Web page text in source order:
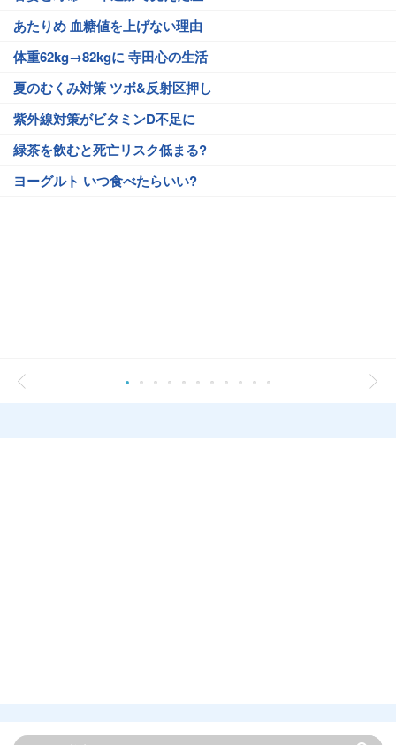
あたりめ 血糖値を上げない理由
体重62kg→82kgに 寺田心の生活
夏のむくみ対策 ツボ&反射区押し
紫外線対策がビタミンD不足に
緑茶を飲むと死亡リスク低まる?
ヨーグルト いつ食べたらいい?